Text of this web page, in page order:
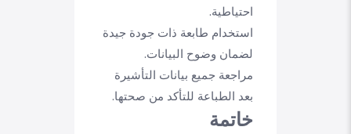
احتياطية.
استخدام طابعة ذات جودة جيدة
لضمان وضوح البيانات.
مراجعة جميع بيانات التأشيرة
بعد الطباعة للتأكد من صحتها.
خاتمة